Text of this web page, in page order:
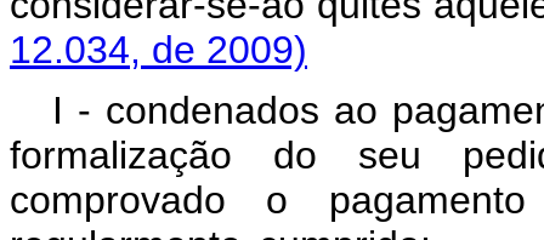
12.034, de 2009)
I - condenados ao
formalização do seu
comprovado o